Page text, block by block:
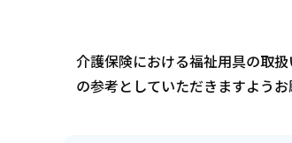
介護保険における福祉用具の取
の参考としていただきますようお